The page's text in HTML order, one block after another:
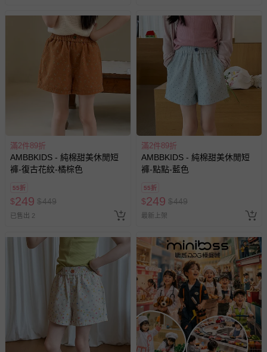
滿2件89折
AMBBKIDS - 純棉甜美休閒短
褲-復古花紋-橘棕色
55折
$249 $449
已售出 2
滿2件89折
AMBBKIDS - 純棉甜美休閒短
褲-點點-藍色
55折
$249 $449
最新上架